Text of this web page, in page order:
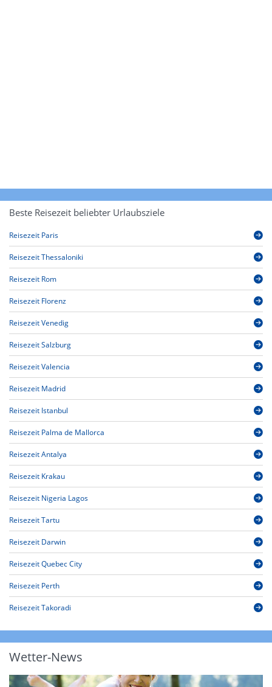
Beste Reisezeit beliebter Urlaubsziele
Reisezeit Paris
Reisezeit Thessaloniki
Reisezeit Rom
Reisezeit Florenz
Reisezeit Venedig
Reisezeit Salzburg
Reisezeit Valencia
Reisezeit Madrid
Reisezeit Istanbul
Reisezeit Palma de Mallorca
Reisezeit Antalya
Reisezeit Krakau
Reisezeit Nigeria Lagos
Reisezeit Tartu
Reisezeit Darwin
Reisezeit Quebec City
Reisezeit Perth
Reisezeit Takoradi
Wetter-News